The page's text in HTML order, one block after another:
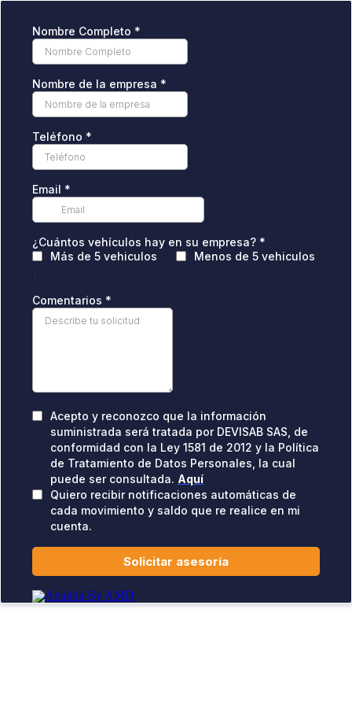
Nombre Completo *
Nombre de la empresa *
Teléfono *
Email *
¿Cuántos vehículos hay en su empresa? *
Más de 5 vehiculos
Menos de 5 vehiculos
Comentarios *
Acepto y reconozco que la información
suministrada será tratada por DEVISAB SAS, de
conformidad con la Ley 1581 de 2012 y la Política
de Tratamiento de Datos Personales, la cual
puede ser consultada. Aquí
Quiero recibir notificaciones automáticas de
cada movimiento y saldo que re realice en mi
cuenta.
Solicitar asesoría
Analitia By AMD